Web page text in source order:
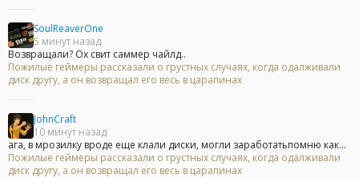
SoulReaverOne
5 минут назад
Возвращали? Ох свит саммер чайлд..
Пожилые геймеры рассказали о грустных случаях, когда одалживали
диск другу, а он возвращал его весь в царапинах
JohnCraft
10 минут назад
ага, в мрозилку вроде еще клали диски, могли заработатьпомню как...
Пожилые геймеры рассказали о грустных случаях, когда одалживали
диск другу, а он возвращал его весь в царапинах